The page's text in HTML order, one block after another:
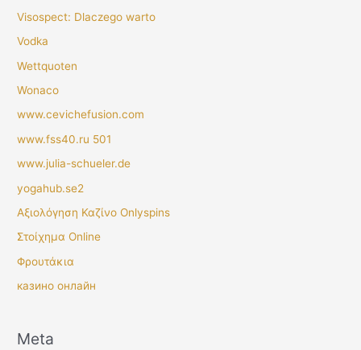
Visospect: Dlaczego warto
Vodka
Wettquoten
Wonaco
www.cevichefusion.com
www.fss40.ru 501
www.julia-schueler.de
yogahub.se2
Αξιολόγηση Καζίνο Onlyspins
Στοίχημα Online
Φρουτάκια
казино онлайн
Meta